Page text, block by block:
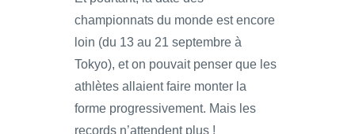
championnats du monde est encore
loin (du 13 au 21 septembre à
Tokyo), et on pouvait penser que les
athlètes allaient faire monter la
forme progressivement. Mais les
records n’attendent plus !